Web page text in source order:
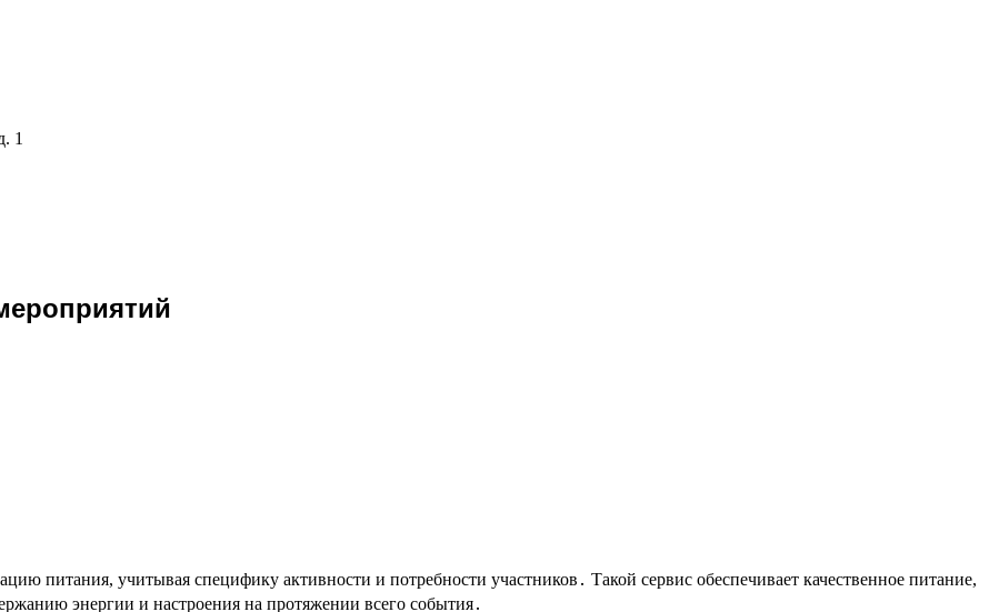
1
питания, учитывая специфику активности и потребности участников․ Такой сервис обеспечивает качественное питание,
энергии и настроения на протяжении всего события․